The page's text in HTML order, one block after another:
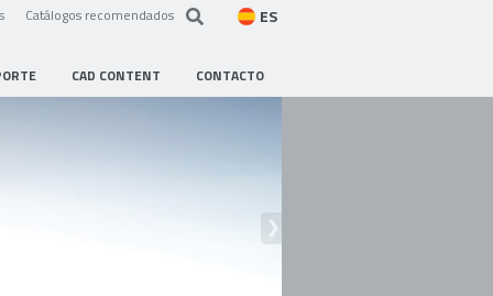
Catálogos recomendados ES
CAD CONTENT CONTACTO